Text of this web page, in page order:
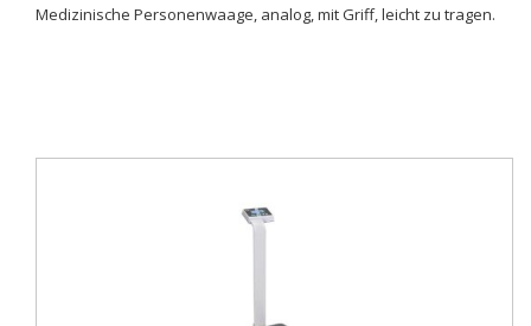
Medizinische Personenwaage, analog, mit Griff, leicht zu tragen.